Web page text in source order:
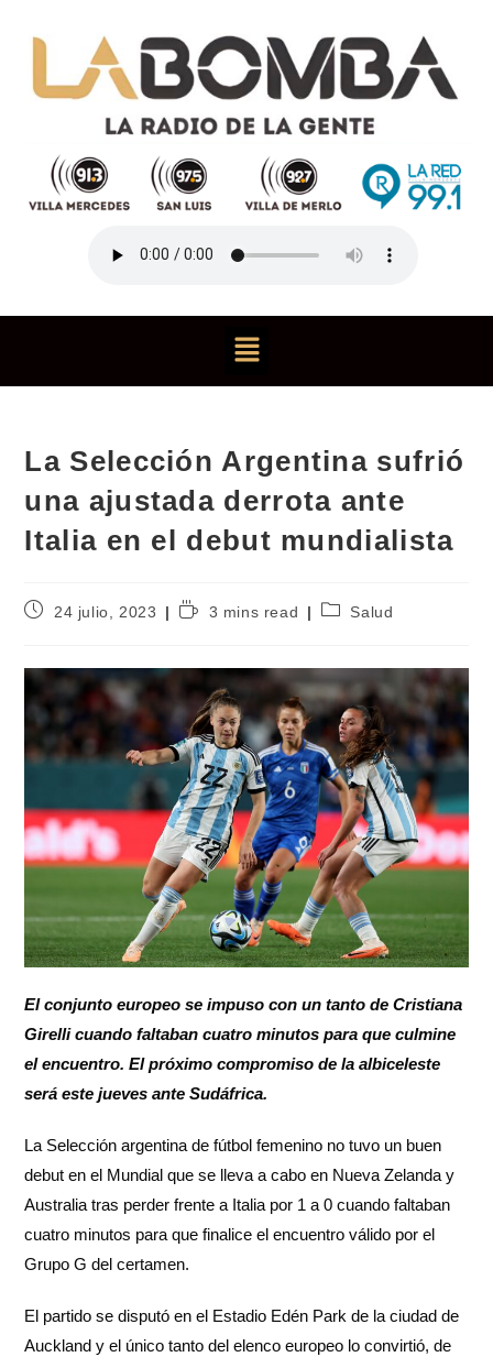
La Selección Argentina sufrió
una ajustada derrota ante
Italia en el debut mundialista
24 julio, 2023 3 mins read Salud
El conjunto europeo se impuso con un tanto de Cristiana
Girelli cuando faltaban cuatro minutos para que culmine
el encuentro. El próximo compromiso de la albiceleste
será este jueves ante Sudáfrica.
La Selección argentina de fútbol femenino no tuvo un buen
debut en el Mundial que se lleva a cabo en Nueva Zelanda y
Australia tras perder frente a Italia por 1 a 0 cuando faltaban
cuatro minutos para que finalice el encuentro válido por el
Grupo G del certamen.
El partido se disputó en el Estadio Edén Park de la ciudad de
Auckland y el único tanto del elenco europeo lo convirtió, de